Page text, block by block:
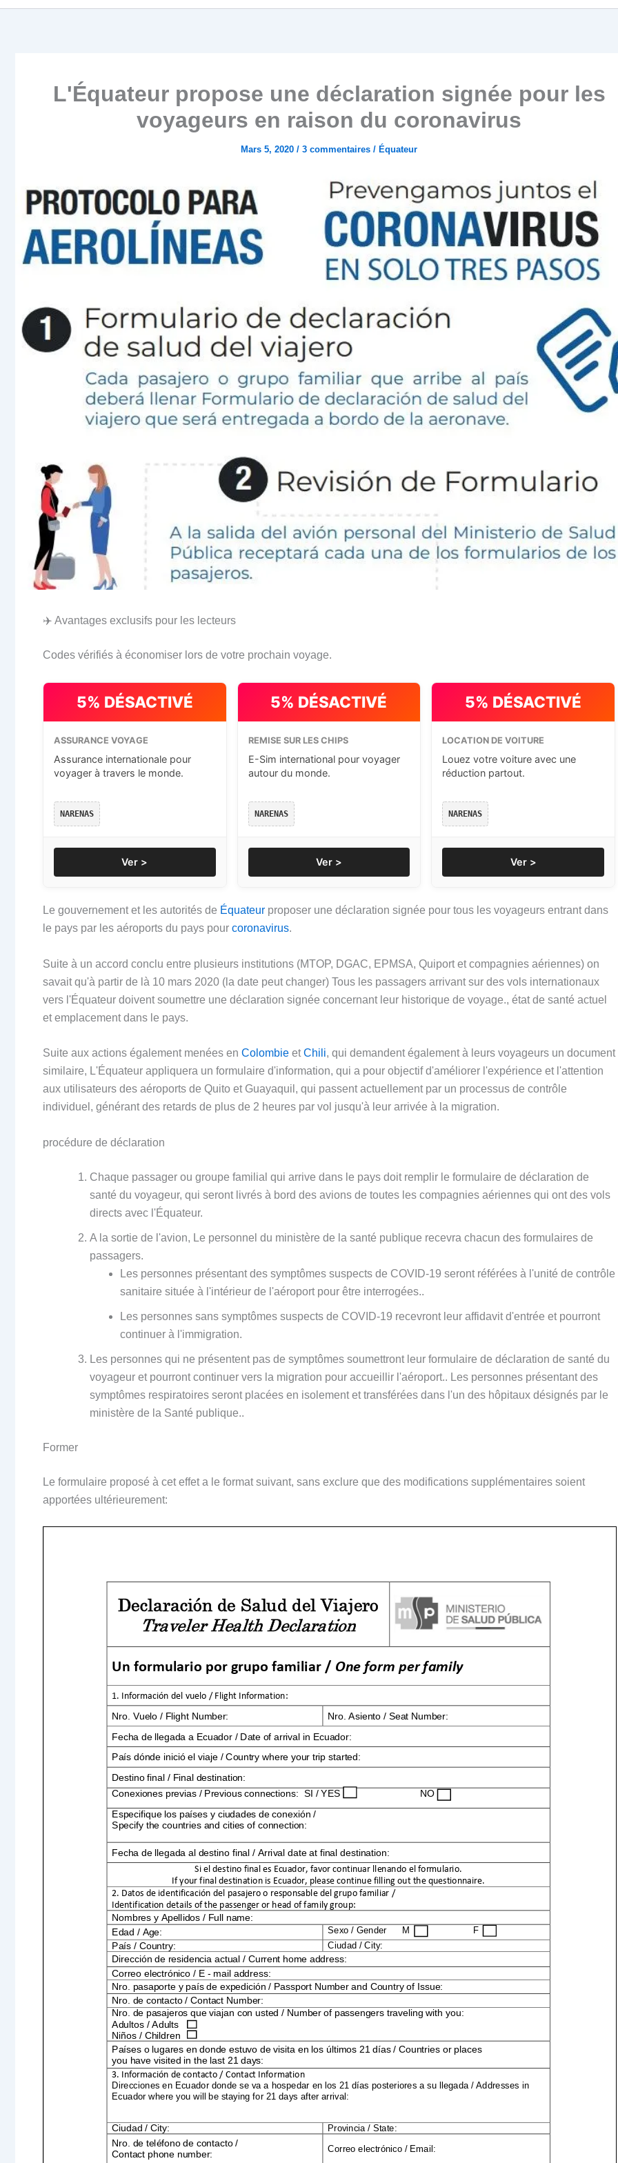
L'Équateur propose une déclaration signée pour les
voyageurs en raison du coronavirus
Mars 5, 2020 / 3 commentaires / Équateur
✈️ Avantages exclusifs pour les lecteurs
Codes vérifiés à économiser lors de votre prochain voyage.
5% DÉSACTIVÉ
ASSURANCE VOYAGE
Assurance internationale pour
voyager à travers le monde.
NARENAS
Ver >
5% DÉSACTIVÉ
REMISE SUR LES CHIPS
E-Sim international pour voyager
autour du monde.
NARENAS
Ver >
5% DÉSACTIVÉ
LOCATION DE VOITURE
Louez votre voiture avec une
réduction partout.
NARENAS
Ver >
Le gouvernement et les autorités de Équateur proposer une déclaration signée pour tous les voyageurs entrant dans
le pays par les aéroports du pays pour coronavirus.
Suite à un accord conclu entre plusieurs institutions (MTOP, DGAC, EPMSA, Quiport et compagnies aériennes) on
savait qu'à partir de là 10 mars 2020 (la date peut changer) Tous les passagers arrivant sur des vols internationaux
vers l'Équateur doivent soumettre une déclaration signée concernant leur historique de voyage., état de santé actuel
et emplacement dans le pays.
Suite aux actions également menées en Colombie etChili, qui demandent également à leurs voyageurs un document
similaire, L'Équateur appliquera un formulaire d'information, qui a pour objectif d'améliorer l'expérience et l'attention
aux utilisateurs des aéroports de Quito et Guayaquil, qui passent actuellement par un processus de contrôle
individuel, générant des retards de plus de 2 heures par vol jusqu'à leur arrivée à la migration.
procédure de déclaration
Chaque passager ou groupe familial qui arrive dans le pays doit remplir le formulaire de déclaration de
santé du voyageur, qui seront livrés à bord des avions de toutes les compagnies aériennes qui ont des vols
directs avec l'Équateur.
A la sortie de l'avion, Le personnel du ministère de la santé publique recevra chacun des formulaires de
passagers.
Les personnes présentant des symptômes suspects de COVID-19 seront référées à l'unité de contrôle
sanitaire située à l'intérieur de l'aéroport pour être interrogées..
Les personnes sans symptômes suspects de COVID-19 recevront leur affidavit d'entrée et pourront
continuer à l'immigration.
Les personnes qui ne présentent pas de symptômes soumettront leur formulaire de déclaration de santé du
voyageur et pourront continuer vers la migration pour accueillir l'aéroport.. Les personnes présentant des
symptômes respiratoires seront placées en isolement et transférées dans l'un des hôpitaux désignés par le
ministère de la Santé publique..
Former
Le formulaire proposé à cet effet a le format suivant, sans exclure que des modifications supplémentaires soient
apportées ultérieurement: